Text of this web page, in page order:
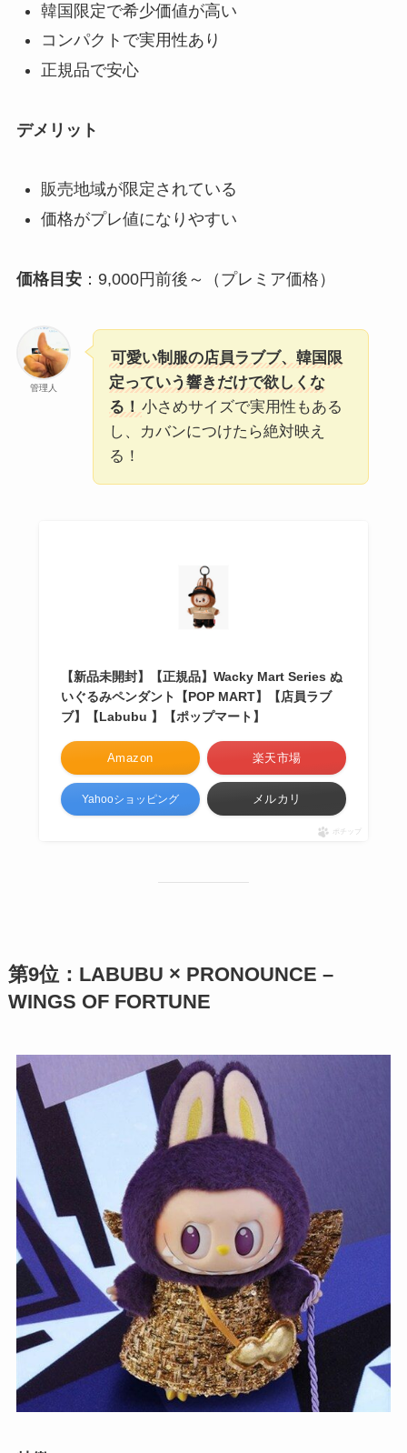
韓国限定で希少価値が高い
コンパクトで実用性あり
正規品で安心
デメリット
販売地域が限定されている
価格がプレ値になりやすい
価格目安：9,000円前後～（プレミア価格）
管理人
可愛い制服の店員ラブブ、韓国限
定っていう響きだけで欲しくな
る！ 小さめサイズで実用性もある
し、カバンにつけたら絶対映え
る！
【新品未開封】【正規品】Wacky Mart Series ぬ
いぐるみペンダント【POP MART】【店員ラブ
ブ】【Labubu 】【ポップマート】
Amazon 楽天市場
Yahooショッピング メルカリ
ポチップ
第9位：LABUBU × PRONOUNCE –
WINGS OF FORTUNE